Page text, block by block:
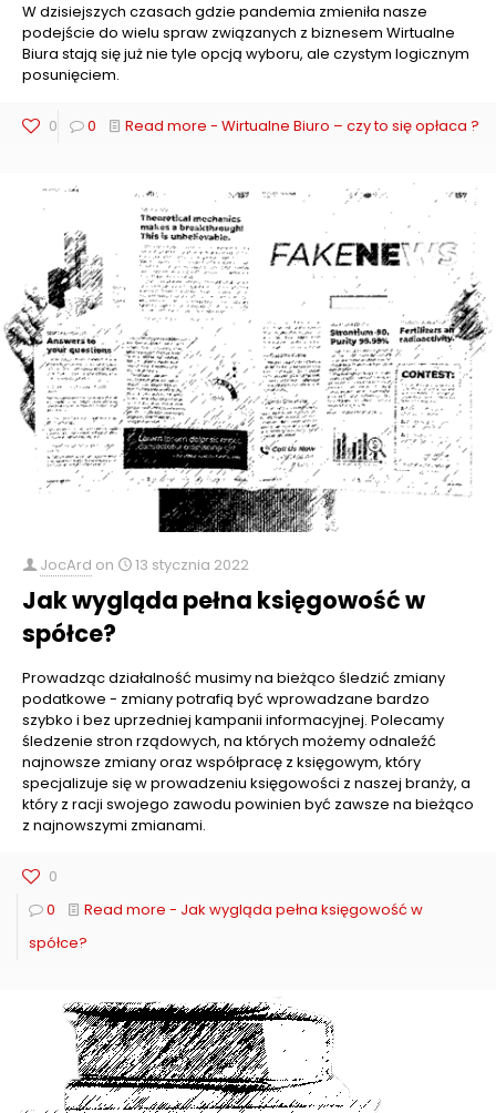
W dzisiejszych czasach gdzie pandemia zmieniła nasze
podejście do wielu spraw związanych z biznesem Wirtualne
Biura stają się już nie tyle opcją wyboru, ale czystym logicznym
posunięciem.
0 0 Read more - Wirtualne Biuro – czy to się opłaca ?
JocArd on 13 stycznia 2022
Jak wygląda pełna księgowość w
spółce?
Prowadząc działalność musimy na bieżąco śledzić zmiany
podatkowe - zmiany potrafią być wprowadzane bardzo
szybko i bez uprzedniej kampanii informacyjnej. Polecamy
śledzenie stron rządowych, na których możemy odnaleźć
najnowsze zmiany oraz współpracę z księgowym, który
specjalizuje się w prowadzeniu księgowości z naszej branży, a
który z racji swojego zawodu powinien być zawsze na bieżąco
z najnowszymi zmianami.
0
0
Read more - Jak wygląda pełna księgowość w
spółce?